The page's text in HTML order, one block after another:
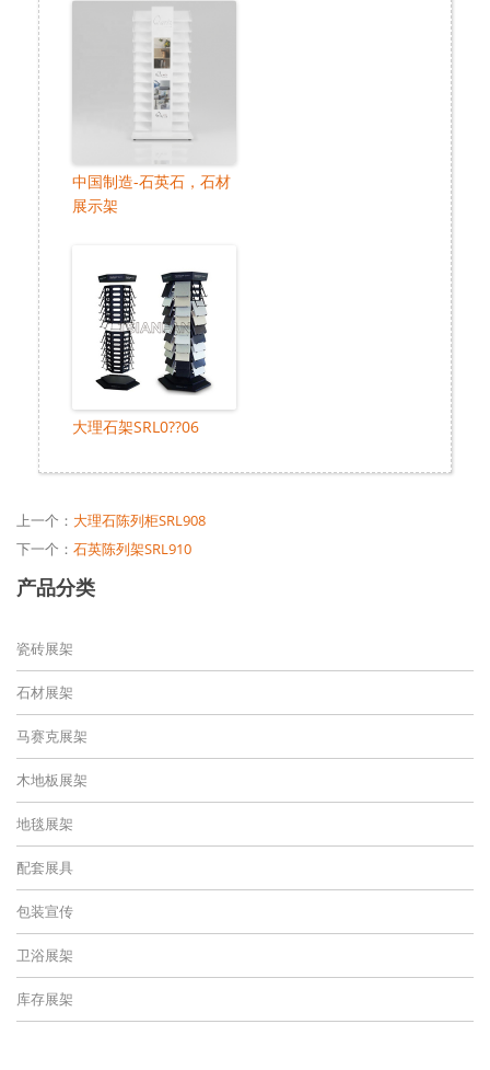
中国制造-石英石，石材
展示架
大理石架SRL0??06
上一个： 大理石陈列柜SRL908
下一个： 石英陈列架SRL910
产品分类
瓷砖展架
石材展架
马赛克展架
木地板展架
地毯展架
配套展具
包装宣传
卫浴展架
库存展架